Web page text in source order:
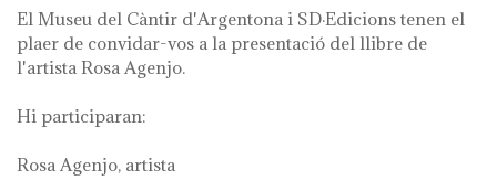
El Museu del Càntir d'Argentona i SD·Edicions tenen el
plaer de convidar-vos a la presentació del llibre de
l'artista Rosa Agenjo.
Hi participaran:
Rosa Agenjo, artista